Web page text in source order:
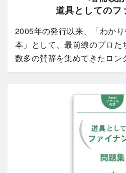
道具としてのフ
2005年の発行以来、「わか
本」として、最前線のプロた
数多の賛辞を集めてきたロン